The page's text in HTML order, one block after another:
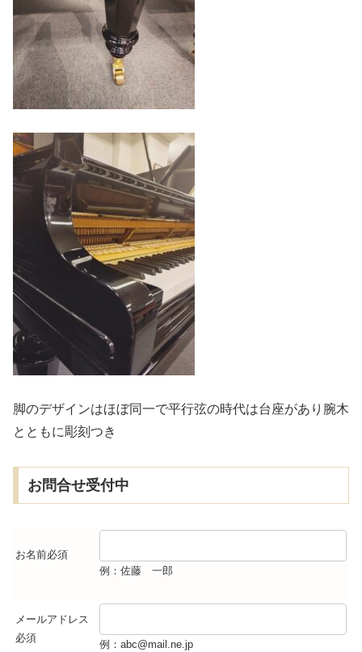
脚のデザインはほぼ同一で平行弦の時代は台座があり腕木
とともに彫刻つき
お問合せ受付中
お名前必須
例：佐藤 一郎
メールアドレス
必須
例：abc@mail.ne.jp